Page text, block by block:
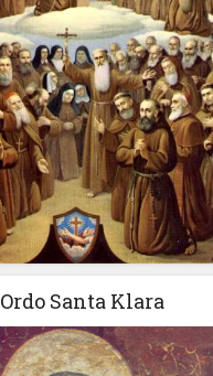
Ordo Santa Klara